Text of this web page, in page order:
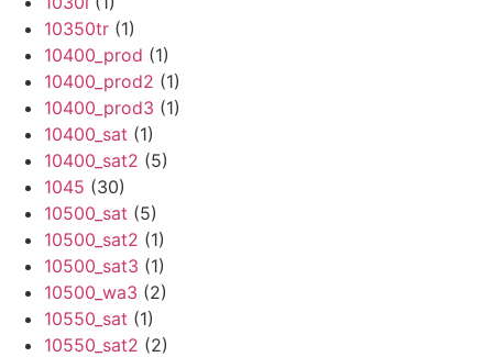
10350tr (1)
10400_prod (1)
10400_prod2 (1)
10400_prod3 (1)
10400_sat (1)
10400_sat2 (5)
1045 (30)
10500_sat (5)
10500_sat2 (1)
10500_sat3 (1)
10500_wa3 (2)
10550_sat (1)
10550_sat2 (2)